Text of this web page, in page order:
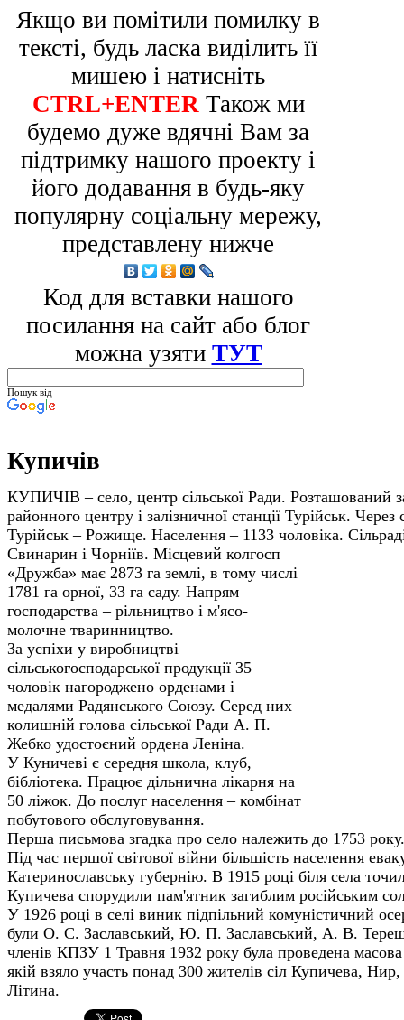
Якщо ви помітили помилку в
тексті, будь ласка виділить її
мишею і натисніть
CTRL+ENTER Також ми
будемо дуже вдячні Вам за
підтримку нашого проекту і
його додавання в будь-яку
популярну соціальну мережу,
представлену нижче
Код для вставки нашого
посилання на сайт або блог
можна узяти ТУТ
Пошук від
Купичів
КУПИЧІВ – село, центр сільської Ради. Розташований
районного центру і залізничної станції Турійськ.
Турійськ – Рожище. Населення – 1133 чоловіка.
Свинарин і Чорніїв. Місцевий колгосп
«Дружба» має 2873 га землі, в тому числі
1781 га орної, 33 га саду. Напрям
господарства – рільництво і м'ясо-
молочне тваринництво.
За успіхи у виробництві
сільськогосподарської продукції 35
чоловік нагороджено орденами і
медалями Радянського Союзу. Серед них
колишній голова сільської Ради А. П.
Жебко удостоєний ордена Леніна.
У Куничеві є середня школа, клуб,
бібліотека. Працює дільнична лікарня на
50 ліжок. До послуг населення – комбінат
побутового обслуговування.
Перша письмова згадка про село належить до 1753 року.
Під час першої світової війни більшість населення
Катеринославську губернію. В 1915 році біля села
Купичева спорудили пам'ятник загиблим російським
У 1926 році в селі виник підпільний комуністичний
були О. С. Заславський, Ю. П. Заславський, А. В.
членів КПЗУ 1 Травня 1932 року була проведена
якій взяло участь понад 300 жителів сіл Купичева,
Літина.